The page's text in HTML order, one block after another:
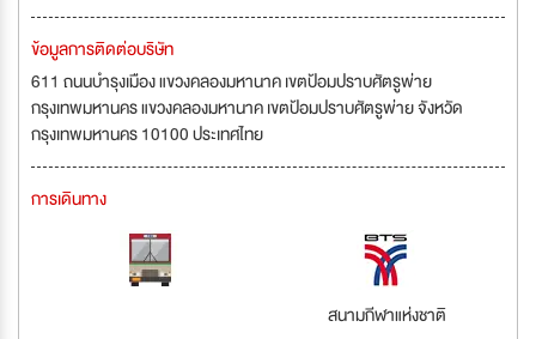
ข้อมูลการติดต่อบริษัท
611 ถนนบำรุงเมือง แขวงคลองมหานาค เขตป้อมปราบศัตรูพ่าย
กรุงเทพมหานคร แขวงคลองมหานาค เขตป้อมปราบศัตรูพ่าย จังหวัด
กรุงเทพมหานคร 10100 ประเทศไทย
การเดินทาง
สนามกีฬาแห่งชาติ